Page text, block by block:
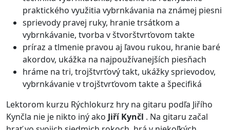
praktického využitia vybrnkávania na známej piesni
sprievody pravej ruky, hranie trsátkom a
vybrnkávanie, tvorba v štvorštvrťovom takte
príraz a tlmenie pravou aj ľavou rukou, hranie baré
akordov, ukážka na najpoužívanejších piesňach
hráme na tri, trojštvrťový takt, ukážky sprievodov,
vybrnkávanie v trojštvrťovom takte a špecifiká
Lektorom kurzu Rýchlokurz hry na gitaru podľa Jiřího
Kynčla nie je nikto iný ako Jiří Kynčl . Na gitaru začal